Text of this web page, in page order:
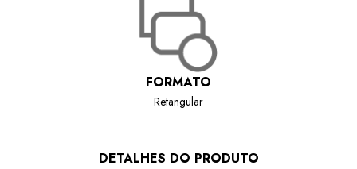
FORMATO
Retangular
DETALHES DO PRODUTO